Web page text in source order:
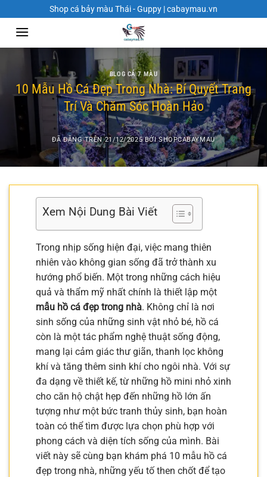
đến
dung
Shop cá bảy màu Thái - Guppy | cabaymau.vn
BLOG CÁ 7 MÀU
10 Mẫu Hồ Cá Đẹp Trong Nhà: Bí Quyết Trang
Trí Và Chăm Sóc Hoàn Hảo
ĐÃ ĐĂNG TRÊN21/12/2025 BỞISHOPCABAYMAU
Xem Nội Dung Bài Viết
Trong nhịp sống hiện đại, việc mang thiên
nhiên vào không gian sống đã trở thành xu
hướng phổ biến. Một trong những cách hiệu
quả và thẩm mỹ nhất chính là thiết lập một
mẫu hồ cá đẹp trong nhà. Không chỉ là nơi
sinh sống của những sinh vật nhỏ bé, hồ cá
còn là một tác phẩm nghệ thuật sống động,
mang lại cảm giác thư giãn, thanh lọc không
khí và tăng thêm sinh khí cho ngôi nhà. Với sự
đa dạng về thiết kế, từ những hồ mini nhỏ xinh
cho căn hộ chật hẹp đến những hồ lớn ấn
tượng như một bức tranh thủy sinh, bạn hoàn
toàn có thể tìm được lựa chọn phù hợp với
phong cách và diện tích sống của mình. Bài
viết này sẽ cùng bạn khám phá 10 mẫu hồ cá
đẹp trong nhà, những yếu tố then chốt để tạo